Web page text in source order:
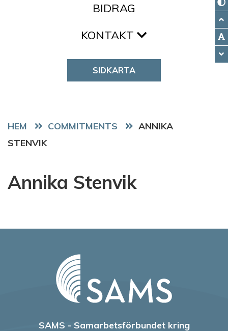
BIDRAG
KONTAKT
SIDKARTA
HEM COMMITMENTS
ANNIKA
STENVIK
Annika Stenvik
SAMS - Samarbetsförbundet kring